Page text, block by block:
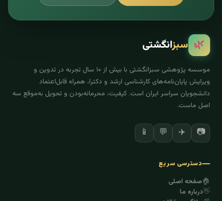
🌿 سبزانگشتی
موسسه پژوهشی سبزانگشتی با بیش از ۱۰ سال تجربه در تدوین و
ویرایش پایان‌نامه‌های کارشناسی ارشد و دکترا، همراه قابل‌اعتماد
دانشجویان سراسر ایران است. کیفیت، محرمانه‌بودن و تحویل به‌موقع سه
اصل ماست.
📷
✈️
💬
📱
دسترسی سریع
🏠صفحه اصلی
👋درباره ما